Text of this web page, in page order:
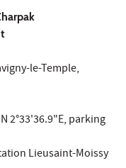
le-Temple,
2°33'36.9"E, parking
Lieusaint-Moissy